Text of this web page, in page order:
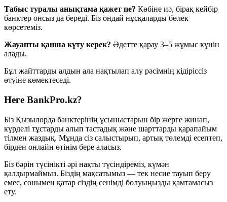
Табыс туралы анықтама қажет пе? Көбіне иә, бірақ кейбір
банктер онсыз да береді. Біз ондай нұсқаларды бөлек
көрсетеміз.
Жауапты қанша күту керек? Әдетте қарау 3–5 жұмыс күнін
алады.
Бұл жайттарды алдын ала нақтылап алу рәсімнің кідіріссіз
өтуіне көмектеседі.
Неге BankPro.kz?
Біз Қызылорда банктерінің ұсыныстарын бір жерге жинап,
күрделі тұстарды алып тастадық және шарттарды қарапайым
тілмен жаздық. Мұнда сіз салыстырып, артық төлемді есептеп,
бірден онлайн өтінім бере аласыз.
Біз бәрін түсінікті әрі нақты түсіндіреміз, күмән
қалдырмаймыз. Біздің мақсатымыз — тек несие тауып беру
емес, сонымен қатар сіздің сенімді болуыңызды қамтамасыз
ету.